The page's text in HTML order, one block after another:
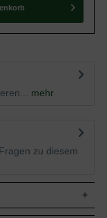
mehr
zu diesem